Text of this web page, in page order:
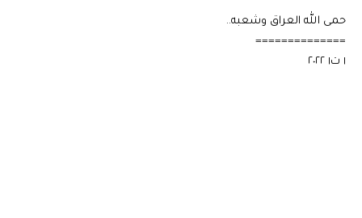
حمى الله العراق وشعبه..
==============
١ ت١ ٢٠٢٢